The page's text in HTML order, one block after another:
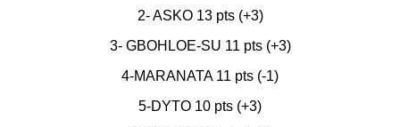
2- ASKO 13 pts (+3)
3- GBOHLOE-SU 11 pts (+3)
4-MARANATA 11 pts (-1)
5-DYTO 10 pts (+3)